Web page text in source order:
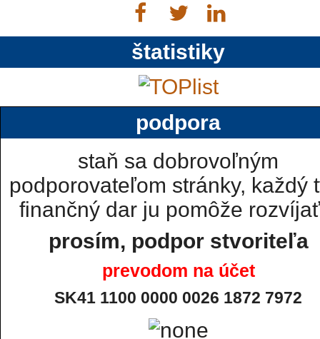
štatistiky
podpora
staň sa dobrovoľným
podporovateľom stránky, každý
finančný dar ju pomôže
prosím, podpor stvoriteľa
prevodom na účet
SK41 1100 0000 0026 1872 7972